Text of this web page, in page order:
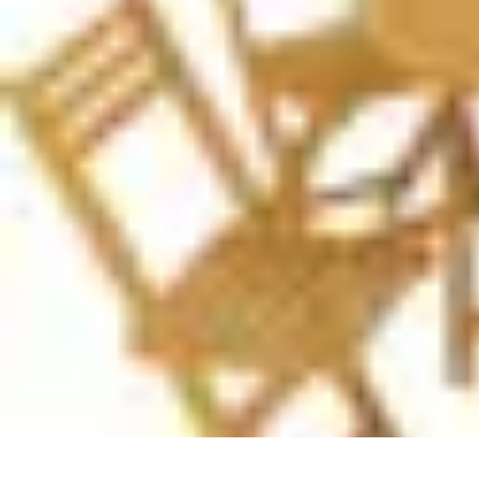
Telekom und Freizeit
Technologie Streaming Technologie in der FreizeitApps und Tools
Telekom und Freizeit